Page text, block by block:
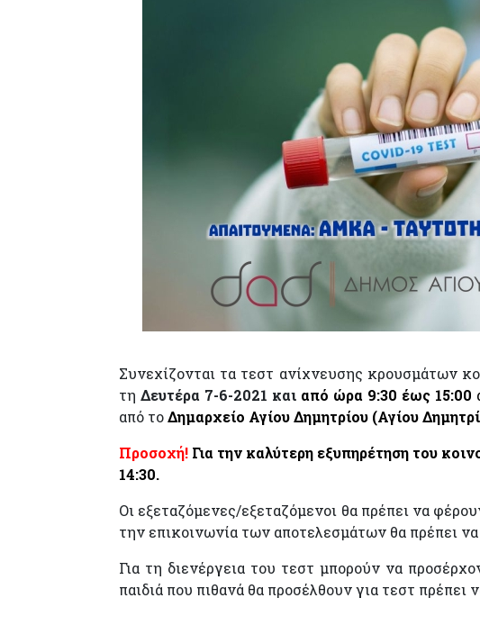
Συνεχίζονται τα τεστ ανίχνευσης κρουσμάτων
τηΔευτέρα 7-6-2021 και από ώρα 9:30 έως 15:00
από τοΔημαρχείο Αγίου Δημητρίου (Αγίου
Προσοχή! Για την καλύτερη εξυπηρέτηση του
14:30.
Οι εξεταζόμενες/εξεταζόμενοι θα πρέπει να
την επικοινωνία των αποτελεσμάτων θα πρέπει να
Για τη διενέργεια του τεστ μπορούν να
παιδιά που πιθανά θα προσέλθουν για τεστ πρέπει